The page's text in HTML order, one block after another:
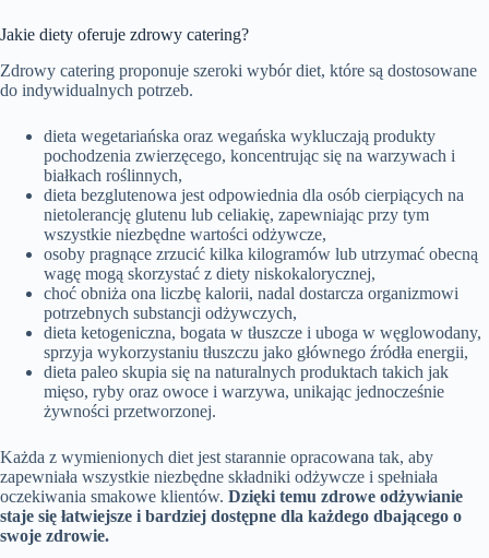
Jakie diety oferuje zdrowy catering?
Zdrowy catering proponuje szeroki wybór diet, które są dostosowane
do indywidualnych potrzeb.
dieta wegetariańska oraz wegańska wykluczają produkty
pochodzenia zwierzęcego, koncentrując się na warzywach i
białkach roślinnych,
dieta bezglutenowa jest odpowiednia dla osób cierpiących na
nietolerancję glutenu lub celiakię, zapewniając przy tym
wszystkie niezbędne wartości odżywcze,
osoby pragnące zrzucić kilka kilogramów lub utrzymać obecną
wagę mogą skorzystać z diety niskokalorycznej,
choć obniża ona liczbę kalorii, nadal dostarcza organizmowi
potrzebnych substancji odżywczych,
dieta ketogeniczna, bogata w tłuszcze i uboga w węglowodany,
sprzyja wykorzystaniu tłuszczu jako głównego źródła energii,
dieta paleo skupia się na naturalnych produktach takich jak
mięso, ryby oraz owoce i warzywa, unikając jednocześnie
żywności przetworzonej.
Każda z wymienionych diet jest starannie opracowana tak, aby
zapewniała wszystkie niezbędne składniki odżywcze i spełniała
oczekiwania smakowe klientów. Dzięki temu zdrowe odżywianie
staje się łatwiejsze i bardziej dostępne dla każdego dbającego o
swoje zdrowie.